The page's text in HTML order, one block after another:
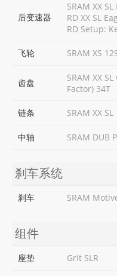
后变速器
SRAM XX
RD XX SL
RD Setup:
飞轮 SRAM XS
齿盘
SRAM XX
Factor) 34T
链条 SRAM XX SL
中轴 SRAM DUB
刹车系统
刹车 SRAM
组件
座垫 Grit SLR